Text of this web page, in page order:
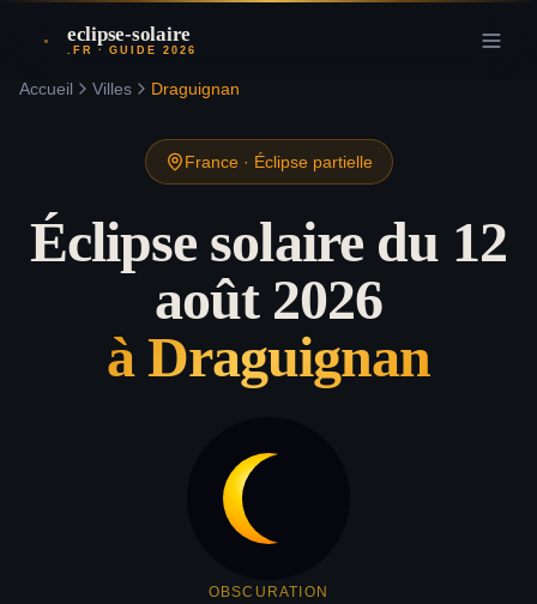
eclipse-solaire
.FR · GUIDE 2026
Accueil Villes Draguignan
France· Éclipse partielle
Éclipse solaire du 12
août 2026
àDraguignan
OBSCURATION